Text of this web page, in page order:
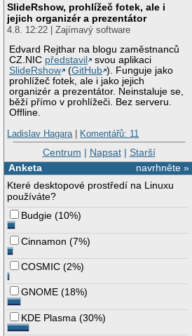
SlideRshow, prohlížeč fotek, ale i
jejich organizér a prezentátor
4.8. 12:22 | Zajímavý software
Edvard Rejthar na blogu zaměstnanců
CZ.NIC představil
svou aplikaci
SlideRshow
(GitHub ). Funguje jako
prohlížeč fotek, ale i jako jejich
organizér a prezentátor. Neinstaluje se,
běží přímo v prohlížeči. Bez serveru.
Offline.
Ladislav Hagara| Komentářů: 11
Centrum | Napsat| Starší
navrhněte »
Anketa
Které desktopové prostředí na Linuxu
používáte?
Budgie (10%)
Cinnamon (7%)
COSMIC (2%)
GNOME (18%)
KDE Plasma (30%)